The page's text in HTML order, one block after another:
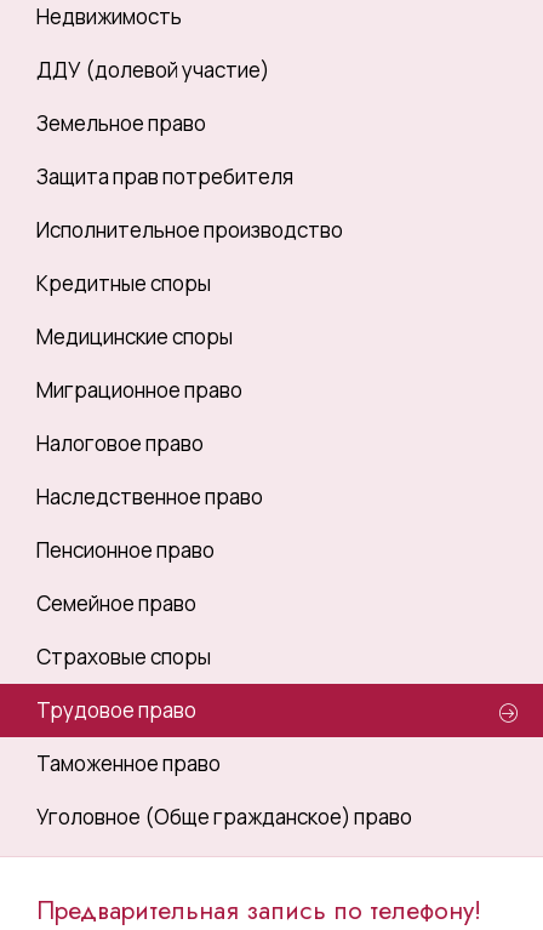
Недвижимость
ДДУ (долевой участие)
Земельное право
Защита прав потребителя
Исполнительное производство
Кредитные споры
Медицинские споры
Миграционное право
Налоговое право
Наследственное право
Пенсионное право
Семейное право
Страховые споры
Трудовое право
Таможенное право
Уголовное (Обще гражданское) право
Предварительная запись по телефону!